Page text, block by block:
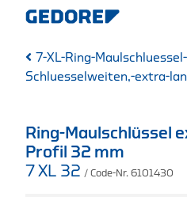
7-XL-Ring-
Schluesselweiten,-extra-
Ring-Maulschlüssel
Profil 32 mm
7 XL 32 / Code-Nr. 6101430